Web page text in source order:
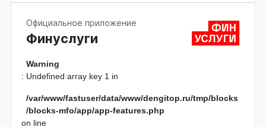
Официальное приложение
Финуслуги
Warning
: Undefined array key 1 in
/var/www/fastuser/data/www/dengitop.ru/tmp/blocks
/blocks-mfo/app/app-features.php
on line